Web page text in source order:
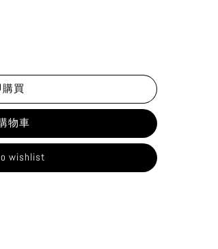
買
物車
wishlist